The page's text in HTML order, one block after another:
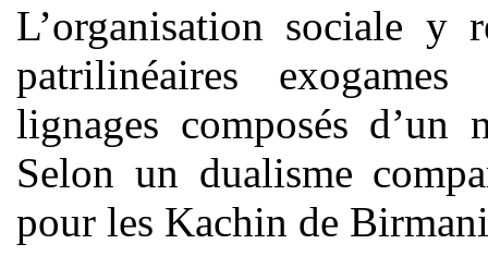
L’organisation sociale y
patrilinéaires
lignages composés d’un
Selon un dualisme
pour les Kachin de